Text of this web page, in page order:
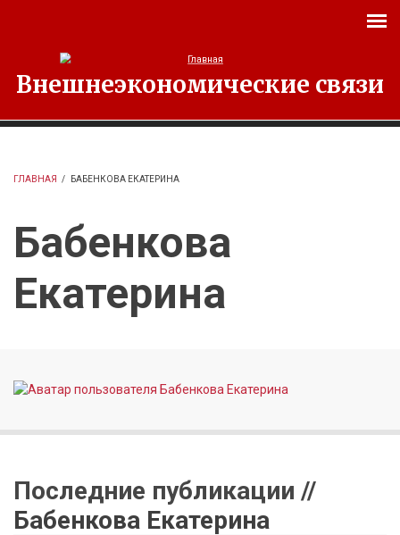
Внешнеэкономические связи
ГЛАВНАЯ / БАБЕНКОВА ЕКАТЕРИНА
Бабенкова
Екатерина
Последние публикации //
Бабенкова Екатерина